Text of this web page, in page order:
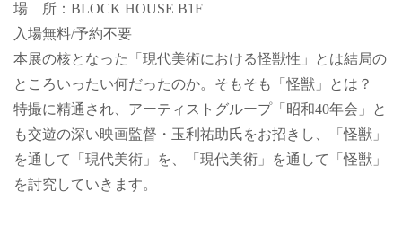
場 所：BLOCK HOUSE B1F
入場無料/予約不要
本展の核となった「現代美術における怪獣性」とは結局の
ところいったい何だったのか。そもそも「怪獣」とは？
特撮に精通され、アーティストグループ「昭和40年会」と
も交遊の深い映画監督・玉利祐助氏をお招きし、「怪獣」
を通して「現代美術」を、「現代美術」を通して「怪獣」
を討究していきます。